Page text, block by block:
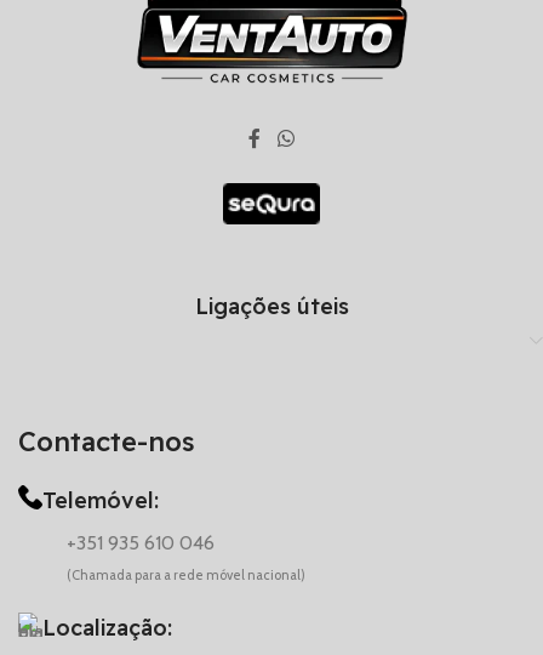
Contacte-nos
Telemóvel:
+351 935 610 046
(Chamada para a rede móvel nacional)
Localização:
Ligações úteis